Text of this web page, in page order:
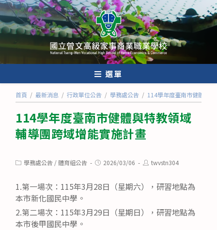
跳
轉
至
內
選單
首頁 / 最新消息 / 行政單位公告 / 學務處公告 / 114學年度臺南市健體與
114學年度臺南市健體與特教領域
輔導團跨域增能實施計畫
Post學務處公告 /體育組公告
Post2026/03/06
Posttwvstn304
1.第一場次：115年3月28日（星期六），研習地點為
本市新化國民中學。
2.第二場次：115年3月29日（星期日），研習地點為
本市後甲國民中學。